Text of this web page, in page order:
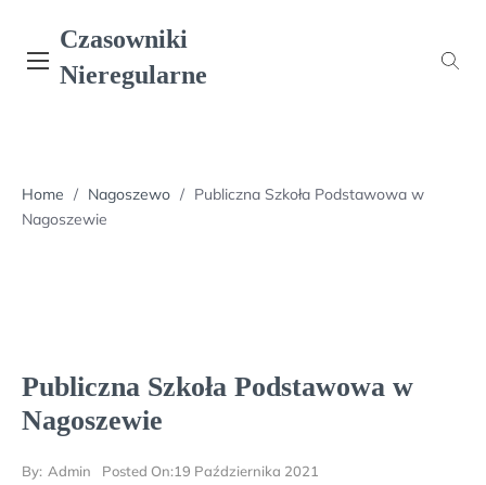
content
Czasowniki
Nieregularne
Home / Nagoszewo / Publiczna Szkoła Podstawowa w
Nagoszewie
Publiczna Szkoła Podstawowa w
Nagoszewie
By: Admin Posted On:19 Października 2021